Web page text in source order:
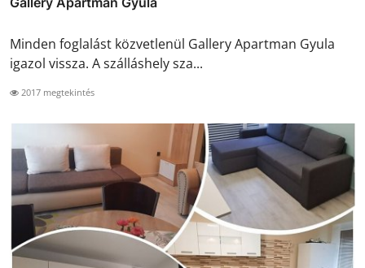
Minden foglalást közvetlenül Gallery Apartman Gyula
igazol vissza. A szálláshely sza...
2017 megtekintés